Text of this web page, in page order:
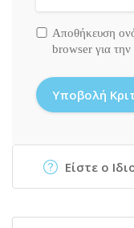
Αποθήκευση
browser για
Είστε ο